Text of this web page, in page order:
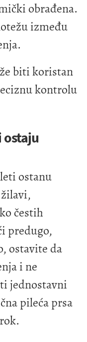
obrađena.
između
biti koristan
kontrolu
ostanu
čestih
predugo,
ostavite da
i ne
jednostavni
pileća prsa